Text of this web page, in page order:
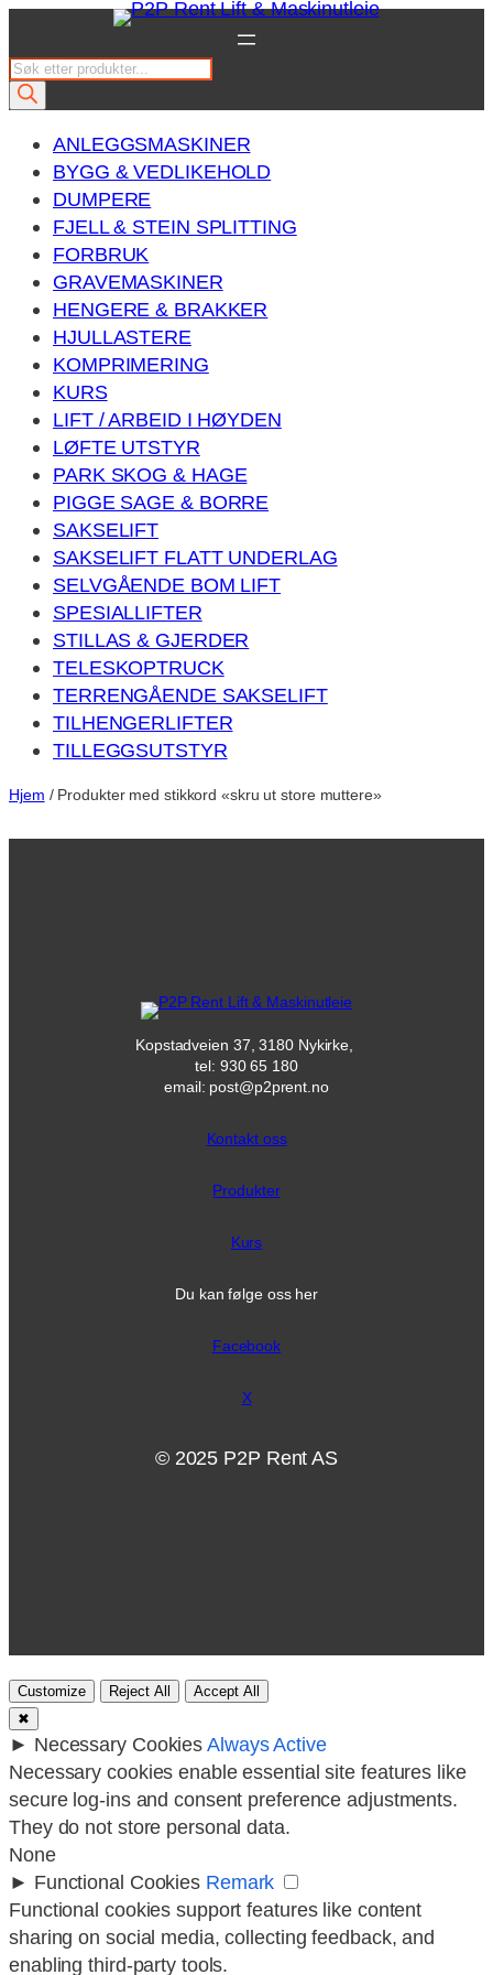
innhold
P
ANLEGGSMASKINER
BYGG & VEDLIKEHOLD
DUMPERE
FJELL & STEIN SPLITTING
FORBRUK
GRAVEMASKINER
HENGERE & BRAKKER
HJULLASTERE
KOMPRIMERING
KURS
LIFT / ARBEID I HØYDEN
LØFTE UTSTYR
PARK SKOG & HAGE
PIGGE SAGE & BORRE
SAKSELIFT
SAKSELIFT FLATT UNDERLAG
SELVGÅENDE BOM LIFT
SPESIALLIFTER
STILLAS & GJERDER
TELESKOPTRUCK
TERRENGÅENDE SAKSELIFT
TILHENGERLIFTER
TILLEGGSUTSTYR
Hjem / Produkter med stikkord «skru ut store muttere»
Kopstadveien 37, 3180 Nykirke,
tel: 930 65 180
email: post@p2prent.no
Kontakt oss
Produkter
Kurs
Du kan følge oss her
Facebook
X
© 2025 P2P Rent AS
Customize Reject All
Accept All
✖
► Necessary CookiesAlways Active
Necessary cookies enable essential site features like
secure log-ins and consent preference adjustments.
They do not store personal data.
None
► Functional Cookies Remark
Functional cookies support features like content
sharing on social media, collecting feedback, and
enabling third-party tools.